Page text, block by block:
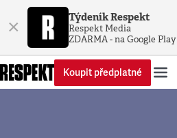
× Týdeník Respekt
Respekt Media
ZDARMA - na Google Play
Koupit předplatné